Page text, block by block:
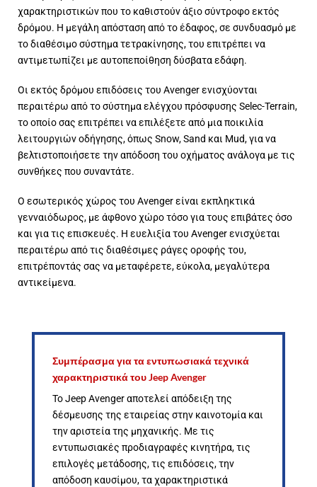
χαρακτηριστικών που το καθιστούν άξιο σύντροφο εκτός
δρόμου. Η μεγάλη απόσταση από το έδαφος, σε συνδυασμό με
το διαθέσιμο σύστημα τετρακίνησης, του επιτρέπει να
αντιμετωπίζει με αυτοπεποίθηση δύσβατα εδάφη.
Οι εκτός δρόμου επιδόσεις του Avenger ενισχύονται
περαιτέρω από το σύστημα ελέγχου πρόσφυσης Selec-Terrain,
το οποίο σας επιτρέπει να επιλέξετε από μια ποικιλία
λειτουργιών οδήγησης, όπως Snow, Sand και Mud, για να
βελτιστοποιήσετε την απόδοση του οχήματος ανάλογα με τις
συνθήκες που συναντάτε.
Ο εσωτερικός χώρος του Avenger είναι εκπληκτικά
γενναιόδωρος, με άφθονο χώρο τόσο για τους επιβάτες όσο
και για τις επισκευές. Η ευελιξία του Avenger ενισχύεται
περαιτέρω από τις διαθέσιμες ράγες οροφής του,
επιτρέποντάς σας να μεταφέρετε, εύκολα, μεγαλύτερα
αντικείμενα.
Συμπέρασμα για τα εντυπωσιακά τεχνικά
χαρακτηριστικά του Jeep Avenger
Το Jeep Avenger αποτελεί απόδειξη της
δέσμευσης της εταιρείας στην καινοτομία και
την αριστεία της μηχανικής. Με τις
εντυπωσιακές προδιαγραφές κινητήρα, τις
επιλογές μετάδοσης, τις επιδόσεις, την
απόδοση καυσίμου, τα χαρακτηριστικά